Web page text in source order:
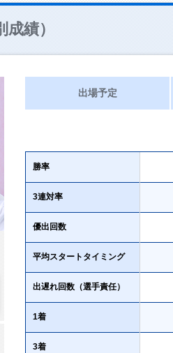
成績）
出場予定
勝率
3連対率
優出回数
平均スタートタイミング
出遅れ回数（選手責任）
1着
3着